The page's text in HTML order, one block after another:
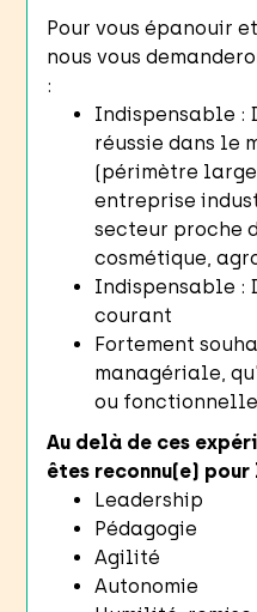
Pour vous épanouir
nous vous
:
Indispensable :
réussie dans le
(périmètre
entreprise
secteur proche
cosmétique,
Indispensable :
courant
Fortement
managériale,
ou fonctionnelle
Au delà de ces
êtes reconnu(e)
Leadership
Pédagogie
Agilité
Autonomie